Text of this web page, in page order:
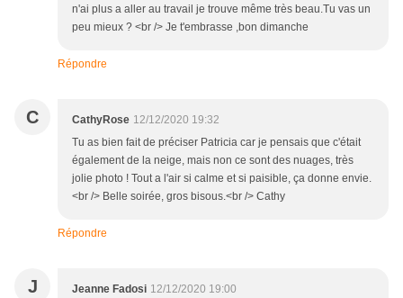
n'ai plus a aller au travail je trouve même très beau.Tu vas un
peu mieux ? <br /> Je t'embrasse ,bon dimanche
Répondre
C CathyRose 12/12/2020 19:32
Tu as bien fait de préciser Patricia car je pensais que c'était
également de la neige, mais non ce sont des nuages, très
jolie photo ! Tout a l'air si calme et si paisible, ça donne envie.
<br /> Belle soirée, gros bisous.<br /> Cathy
Répondre
J Jeanne Fadosi 12/12/2020 19:00